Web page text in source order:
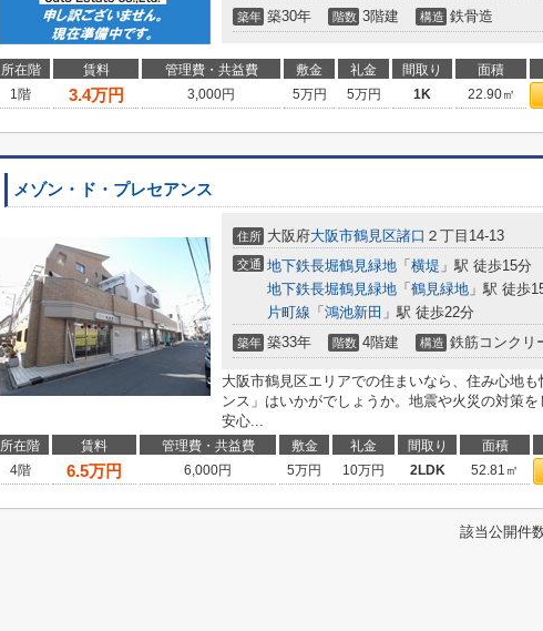
築年 築30年 階数 3階建 構造 鉄骨造
所在階 賃料 管理費・共益費 敷金 礼金 間取り 面積
1階
3.4万円 3,000円 5万円 5万円 1K 22.90㎡
メゾン・ド・プレセアンス
住所 大阪府大阪市鶴見区諸口 ２丁目14-13
交通 地下鉄長堀鶴見緑地 「 横堤 」駅 徒歩15分
地下鉄長堀鶴見緑地 「 鶴見緑地 」駅 徒歩
片町線 「 鴻池新田 」駅 徒歩22分
築年 築33年 階数 4階建 構造 鉄筋コンクリ
大阪市鶴見区エリアでの住まいなら、住み心地
ンス」はいかがでしょうか。地震や火災の対策
安心...
所在階 賃料 管理費・共益費 敷金 礼金 間取り 面積
4階
6.5万円 6,000円 5万円 10万円 2LDK 52.81㎡
該当公開件